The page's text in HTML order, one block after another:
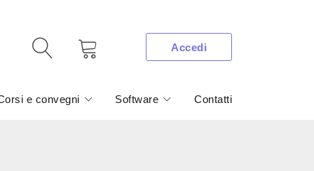
Accedi
e convegni Software Contatti